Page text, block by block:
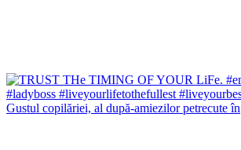
Gustul copilăriei, al după-amiezilor petrecute în